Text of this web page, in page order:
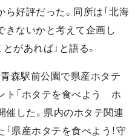
好評だった。同所は「北海
きないかと考えて企画し
があれば」と語る。
森駅前公園で県産ホタテ
ト「ホタテを食べよう ホ
催した。県内のホタテ関連
県産ホタテを食べよう！守